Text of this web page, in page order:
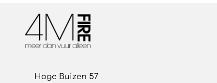
Hoge Buizen 57